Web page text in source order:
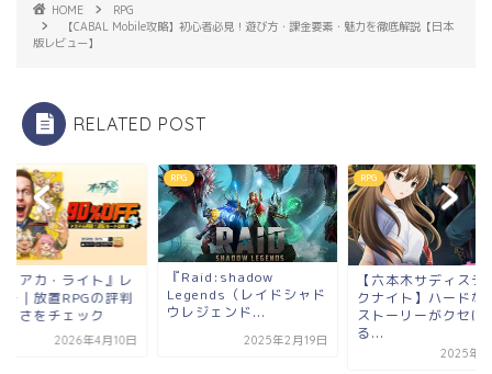
HOME
RPG
【CABAL Mobile攻略】初心者必見！遊び方・課金要素・魅力を徹底解説【日本
版レビュー】
RELATED POST
（レイドシャド
ジェンド...
2025年2月19日
RPG
【六本木サディスティッ
クナイト】ハードな大人
ストーリーがクセにな
RPG
『オリアカ・ライト
ビュー｜放置RPGの
と面白さをチェック